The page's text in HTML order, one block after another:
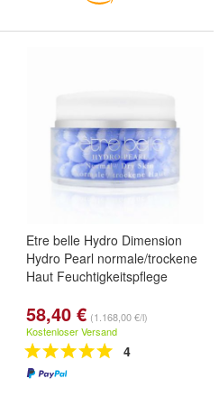
Etre belle Hydro Dimension
Hydro Pearl normale/trockene
Haut Feuchtigkeitspflege
58,40 € (1.168,00 €/l)
Kostenloser Versand
4